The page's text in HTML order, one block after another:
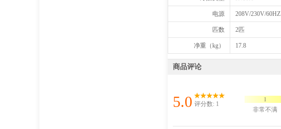
电源 208V/230V/60HZ
匹数 2匹
净重（kg） 17.8
商品评论
5.0 评分数: 1
非常不满